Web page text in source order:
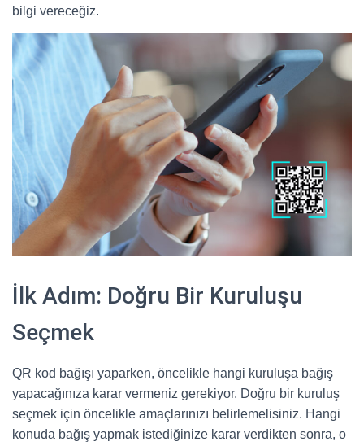
bilgi vereceğiz.
İlk Adım: Doğru Bir Kuruluşu
Seçmek
QR kod bağışı yaparken, öncelikle hangi kuruluşa bağış
yapacağınıza karar vermeniz gerekiyor. Doğru bir kuruluş
seçmek için öncelikle amaçlarınızı belirlemelisiniz. Hangi
konuda bağış yapmak istediğinize karar verdikten sonra, o